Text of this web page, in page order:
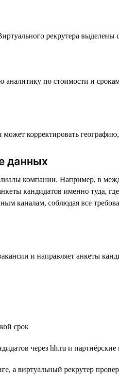
по стоимости и
данных
компании. Например, в
кандидатов именно туда,
каналам, соблюдая все
срок
через hh.ru и
а виртуальный рекрутер